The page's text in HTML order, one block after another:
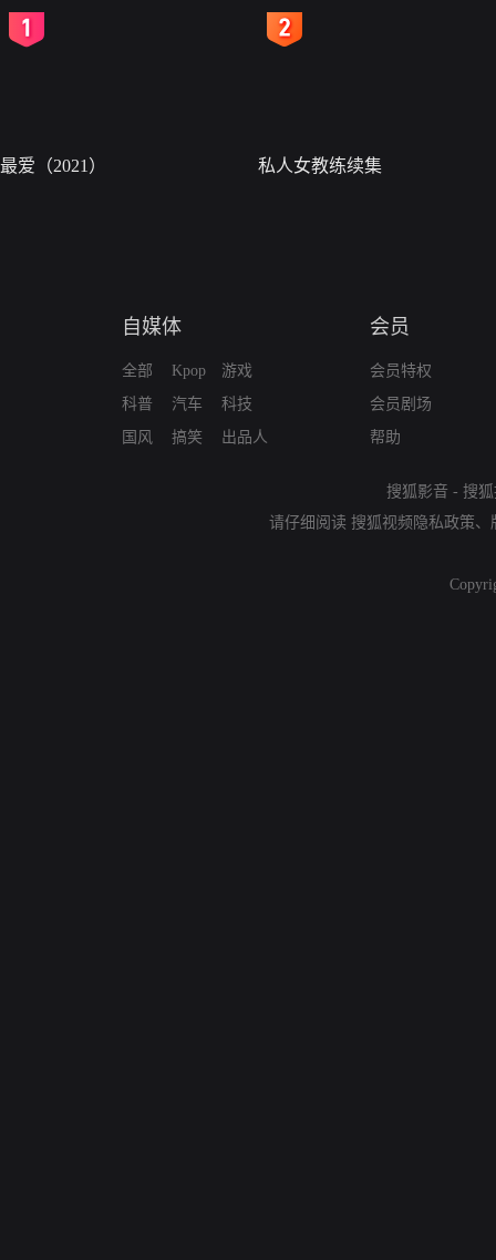
最爱（2021） 私人女教练续集
自媒体
全部
科普
国风
Kpop
汽车
搞笑
游戏
科技
出品人
会员
会员特权
会员剧场
帮助
搜狐影音 - 搜
请仔细阅读 搜狐视频隐私政策、